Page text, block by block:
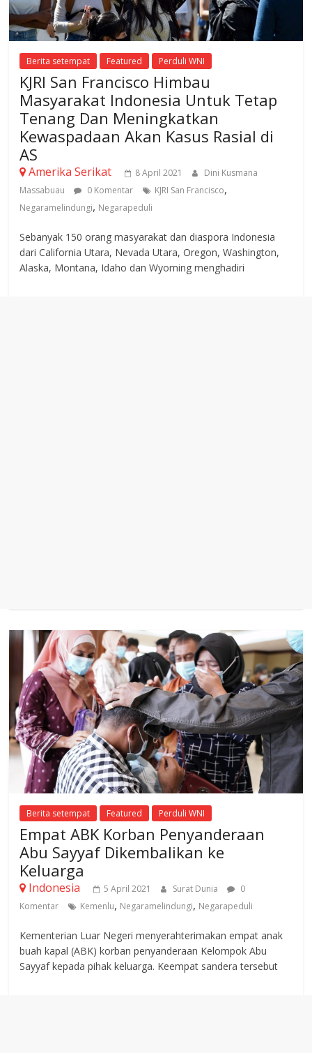
Berita setempat Featured Perduli WNI
KJRI San Francisco Himbau
Masyarakat Indonesia Untuk Tetap
Tenang Dan Meningkatkan
Kewaspadaan Akan Kasus Rasial di
AS
Amerika Serikat 8 April 2021
Dini Kusmana
Massabuau
0 Komentar KJRI San Francisco,
Negaramelindungi, Negarapeduli
Sebanyak 150 orang masyarakat dan diaspora Indonesia
dari California Utara, Nevada Utara, Oregon, Washington,
Alaska, Montana, Idaho dan Wyoming menghadiri
Berita setempat Featured Perduli WNI
Empat ABK Korban Penyanderaan
Abu Sayyaf Dikembalikan ke
Keluarga
Indonesia 5 April 2021 Surat Dunia
0
Komentar
Kemenlu, Negaramelindungi, Negarapeduli
Kementerian Luar Negeri menyerahterimakan empat anak
buah kapal (ABK) korban penyanderaan Kelompok Abu
Sayyaf kepada pihak keluarga. Keempat sandera tersebut